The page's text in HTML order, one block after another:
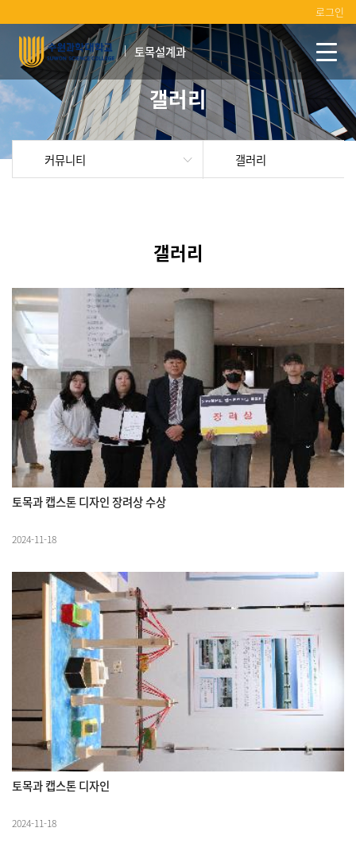
로그인
토목설계과
갤러리
커뮤니티 갤러리
갤러리
토목과 캡스톤 디자인 장려상 수상
2024-11-18
토목과 캡스톤 디자인
2024-11-18